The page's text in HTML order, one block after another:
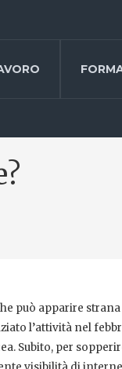
può apparire
l’attività nel
Subito, per